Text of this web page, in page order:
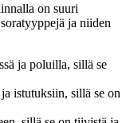
on suuri
ja niiden
ja poluilla, sillä se
istutuksiin, sillä se on